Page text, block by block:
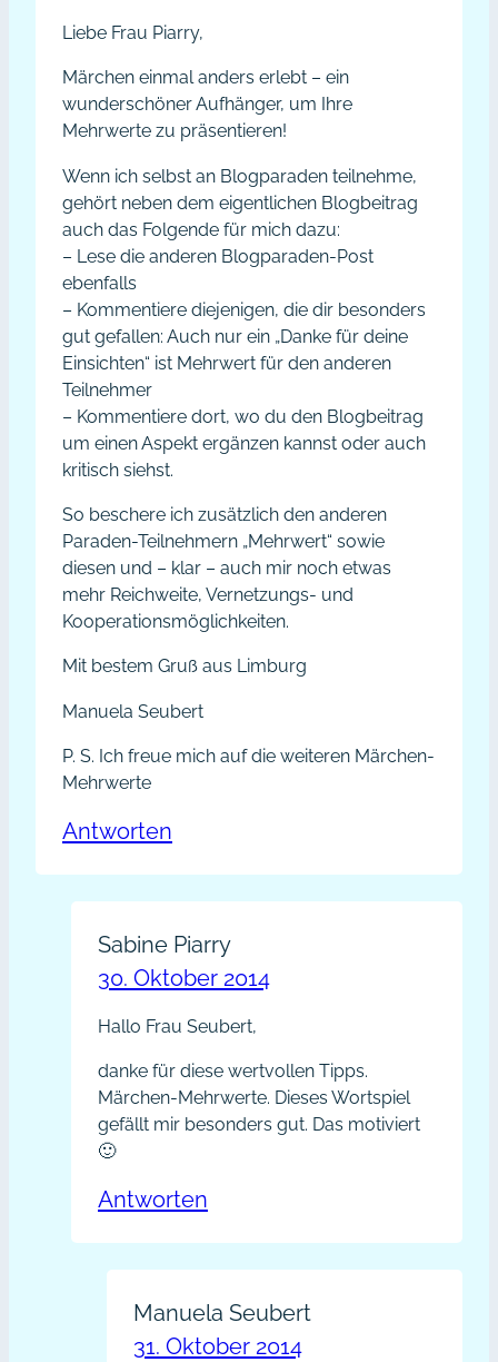
Liebe Frau Piarry,
Märchen einmal anders erlebt – ein
wunderschöner Aufhänger, um Ihre
Mehrwerte zu präsentieren!
Wenn ich selbst an Blogparaden teilnehme,
gehört neben dem eigentlichen Blogbeitrag
auch das Folgende für mich dazu:
– Lese die anderen Blogparaden-Post
ebenfalls
– Kommentiere diejenigen, die dir besonders
gut gefallen: Auch nur ein „Danke für deine
Einsichten“ ist Mehrwert für den anderen
Teilnehmer
– Kommentiere dort, wo du den Blogbeitrag
um einen Aspekt ergänzen kannst oder auch
kritisch siehst.
So beschere ich zusätzlich den anderen
Paraden-Teilnehmern „Mehrwert“ sowie
diesen und – klar – auch mir noch etwas
mehr Reichweite, Vernetzungs- und
Kooperationsmöglichkeiten.
Mit bestem Gruß aus Limburg
Manuela Seubert
P. S. Ich freue mich auf die weiteren Märchen-
Mehrwerte
Antworten
Sabine Piarry
30. Oktober 2014
Hallo Frau Seubert,
danke für diese wertvollen Tipps.
Märchen-Mehrwerte. Dieses Wortspiel
gefällt mir besonders gut. Das motiviert
🙂
Antworten
Manuela Seubert
31. Oktober 2014